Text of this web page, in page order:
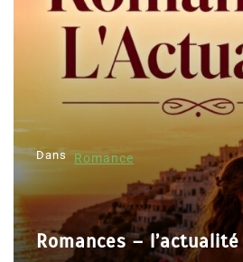
Dans Romance
Romances –